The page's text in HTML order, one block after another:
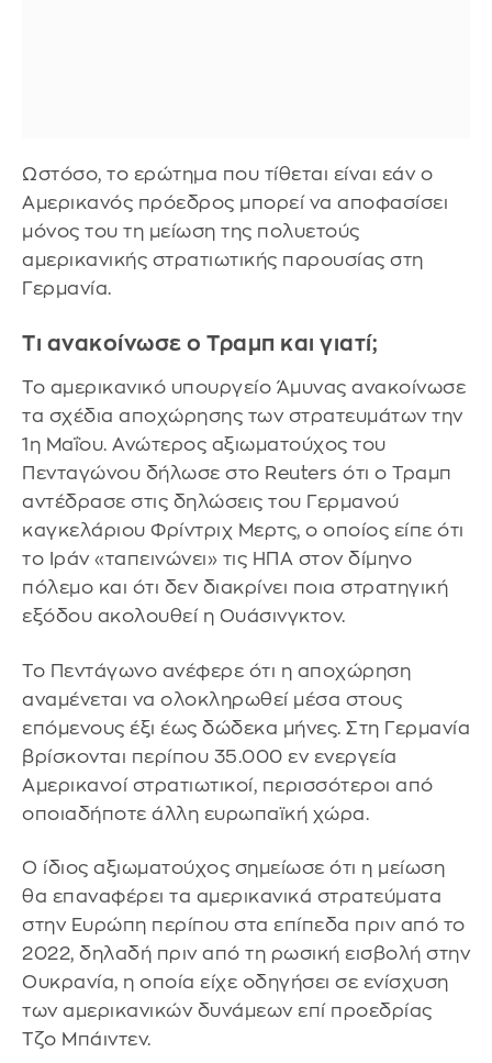
Ωστόσο, το ερώτημα που τίθεται είναι εάν ο
Αμερικανός πρόεδρος μπορεί να αποφασίσει
μόνος του τη μείωση της πολυετούς
αμερικανικής στρατιωτικής παρουσίας στη
Γερμανία.
Τι ανακοίνωσε ο Τραμπ και γιατί;
Το αμερικανικό υπουργείο Άμυνας ανακοίνωσε
τα σχέδια αποχώρησης των στρατευμάτων την
1η Μαΐου. Ανώτερος αξιωματούχος του
Πενταγώνου δήλωσε στο Reuters ότι ο Τραμπ
αντέδρασε στις δηλώσεις του Γερμανού
καγκελάριου Φρίντριχ Μερτς, ο οποίος είπε ότι
το Ιράν «ταπεινώνει» τις ΗΠΑ στον δίμηνο
πόλεμο και ότι δεν διακρίνει ποια στρατηγική
εξόδου ακολουθεί η Ουάσινγκτον.
Το Πεντάγωνο ανέφερε ότι η αποχώρηση
αναμένεται να ολοκληρωθεί μέσα στους
επόμενους έξι έως δώδεκα μήνες. Στη Γερμανία
βρίσκονται περίπου 35.000 εν ενεργεία
Αμερικανοί στρατιωτικοί, περισσότεροι από
οποιαδήποτε άλλη ευρωπαϊκή χώρα.
Ο ίδιος αξιωματούχος σημείωσε ότι η μείωση
θα επαναφέρει τα αμερικανικά στρατεύματα
στην Ευρώπη περίπου στα επίπεδα πριν από το
2022, δηλαδή πριν από τη ρωσική εισβολή στην
Ουκρανία, η οποία είχε οδηγήσει σε ενίσχυση
των αμερικανικών δυνάμεων επί προεδρίας
Τζο Μπάιντεν.